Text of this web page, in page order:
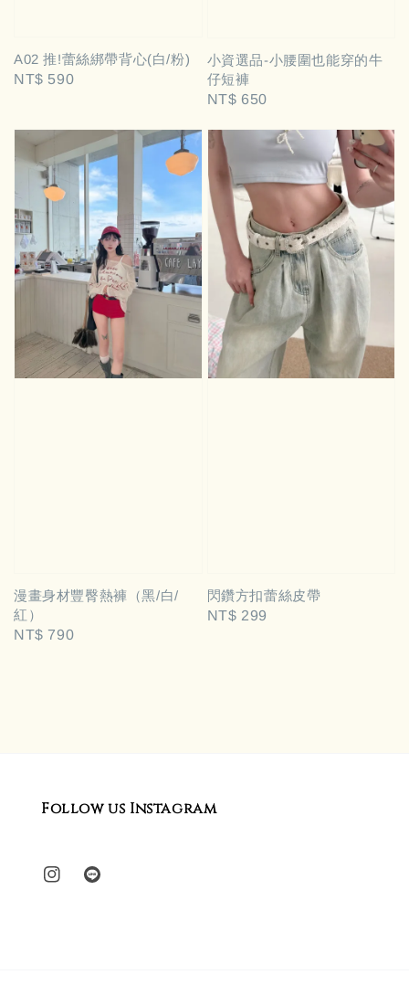
A02 推!蕾絲綁帶背心(白/粉)
Regular
NT$ 590
小資選品-小腰圍也能穿的牛
仔短褲
Regular
NT$ 650
漫畫身材豐臀熱褲（黑/白/
紅）
Regular
NT$ 790
閃鑽方扣蕾絲皮帶
Regular
NT$ 299
Follow us Instagram